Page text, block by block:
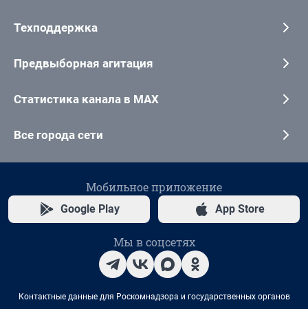
Техподдержка
Предвыборная агитация
Статистика канала в MAX
Все города сети
Мобильное приложение
Google Play App Store
Мы в соцсетях
Контактные данные для Роскомнадзора и государственных органов